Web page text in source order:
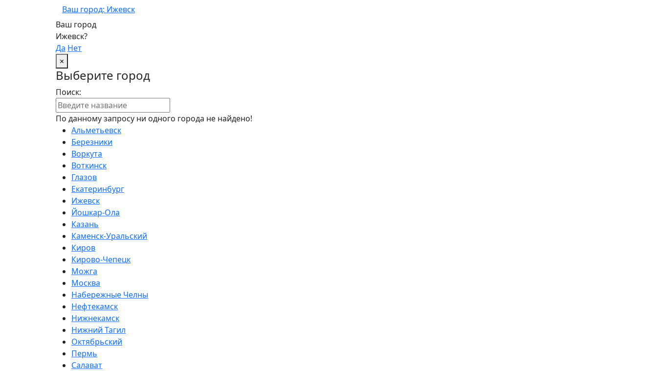
Ваш город: Ижевск
Ваш город
Ижевск?
Да Нет
×
Выберите город
Поиск:
По данному запросу ни одного города не найдено!
Альметьевск
Березники
Воркута
Воткинск
Глазов
Екатеринбург
Ижевск
Йошкар-Ола
Казань
Каменск-Уральский
Киров
Кирово-Чепецк
Можга
Москва
Набережные Челны
Нефтекамск
Нижнекамск
Нижний Тагил
Октябрьский
Пермь
Салават